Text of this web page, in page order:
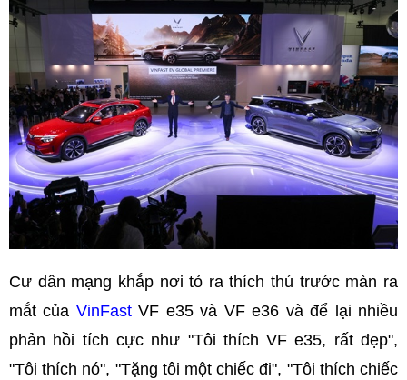
Cư dân mạng khắp nơi tỏ ra thích thú trước màn ra
mắt của VinFastVF e35 và VF e36 và để lại nhiều
phản hồi tích cực như "Tôi thích VF e35, rất đẹp",
"Tôi thích nó", "Tặng tôi một chiếc đi", "Tôi thích chiếc